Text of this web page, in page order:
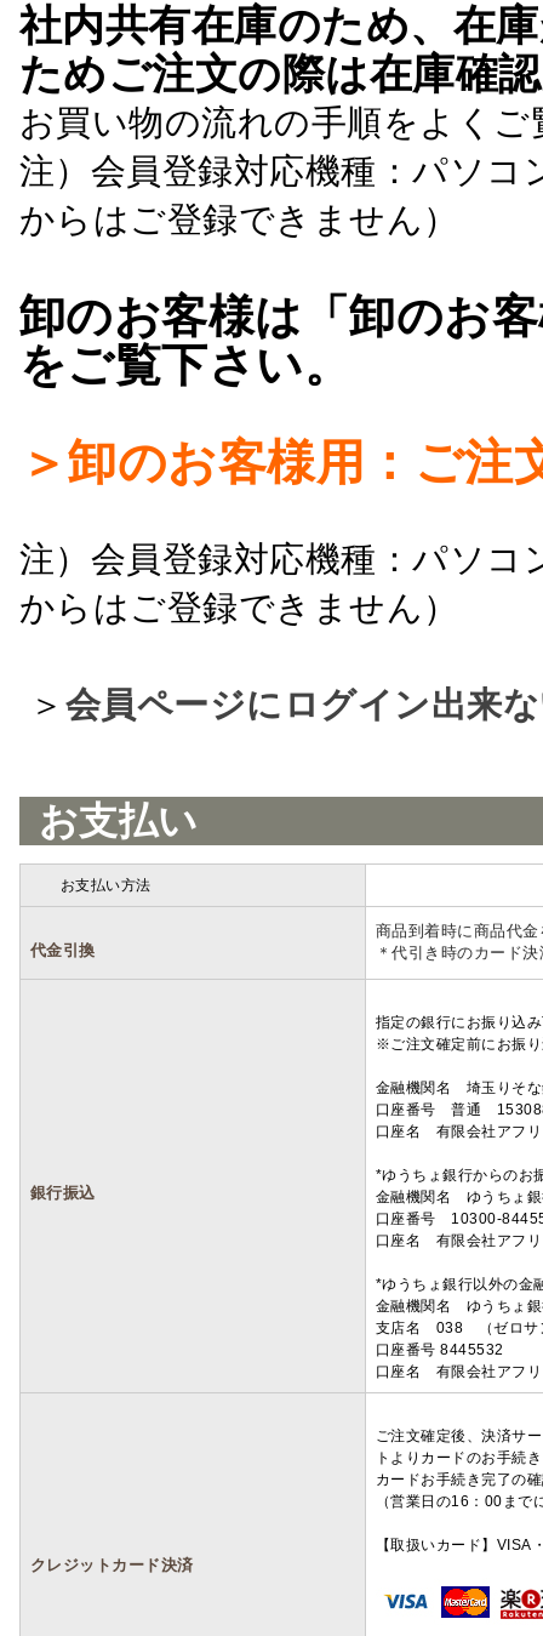
社内共有在庫のため、在
ためご注文の際は在庫確
お買い物の流れの手順をよくご
注）会員登録対応機種：パソ
からはご登録できません）
卸のお客様は「卸のお
をご覧下さい。
＞卸のお客様用：ご注
注）会員登録対応機種：パソ
からはご登録できません）
＞ 会員ページにログイン出来
お支払い
お支払い方法
代金引換
商品到着時に商品代
＊代引き時のカード
銀行振込
指定の銀行にお振り込
※ご注文確定前にお振
金融機関名 埼玉りそ
口座番号 普通
口座名 有限会社アフ
*ゆうちょ銀行からのお
金融機関名 ゆうちょ
口座番号 10300-
口座名 有限会社アフ
*ゆうちょ銀行以外の金
金融機関名 ゆうちょ
支店名 038 （ゼロサ
口座番号 8445532
口座名 有限会社アフ
クレジットカード決済
ご注文確定後、決済サ
トよりカードのお手続
カードお手続き完了の
（営業日の16：00ま
【取扱いカード】